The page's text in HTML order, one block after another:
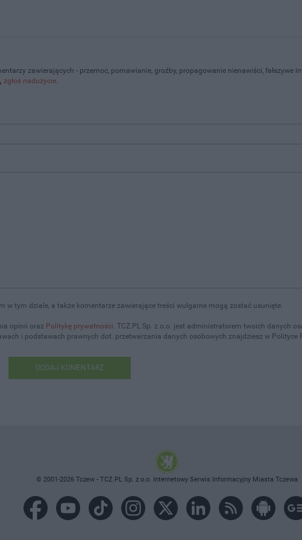
zawierających - przemoc, pomawianie, groźby, propagowanie nienawiści, fałszywe
zgłoś nadużycie.
w tym dziale, a także komentarze zawierające treści wulgarne mogą zostać usunięte.
opinii oraz Politykę prywatności . TCZ.PL Sp. z o.o. jest administratorem twoich danych
i podstawach prawnych dot. przetwarzania danych osobowych znajdziesz w Polityce
DODAJ KOMENTARZ
© 2001-2026 Tczew - TCZ.PL Sp. z o.o. Internetowy Serwis Informacyjny Miasta Tczewa